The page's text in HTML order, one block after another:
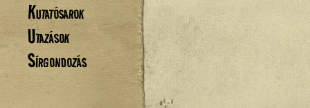
Kutatósarok
Utazások
Sírgondozás